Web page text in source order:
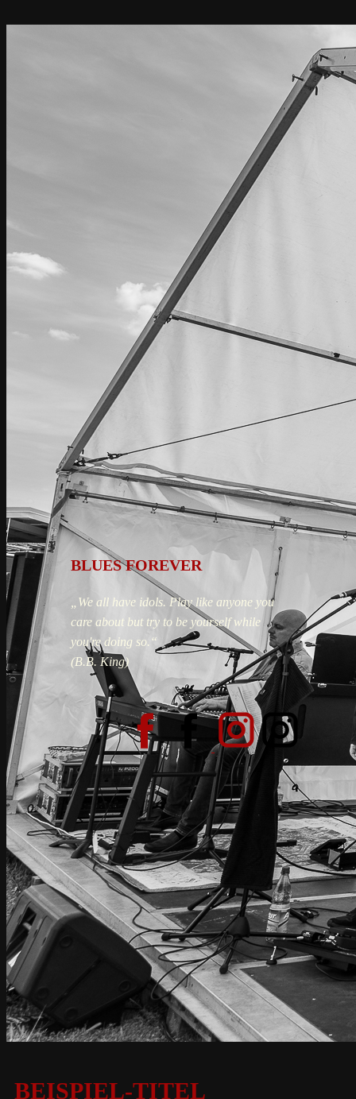
BEISPIEL-TITEL
BLUES FOREVER
„We all have idols. Play like anyone you
care about but try to be yourself while
you're doing so.“
(B.B. King)